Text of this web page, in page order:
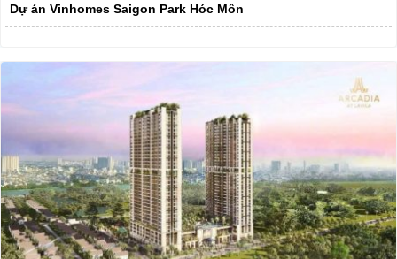
Dự án Vinhomes Saigon Park Hóc Môn